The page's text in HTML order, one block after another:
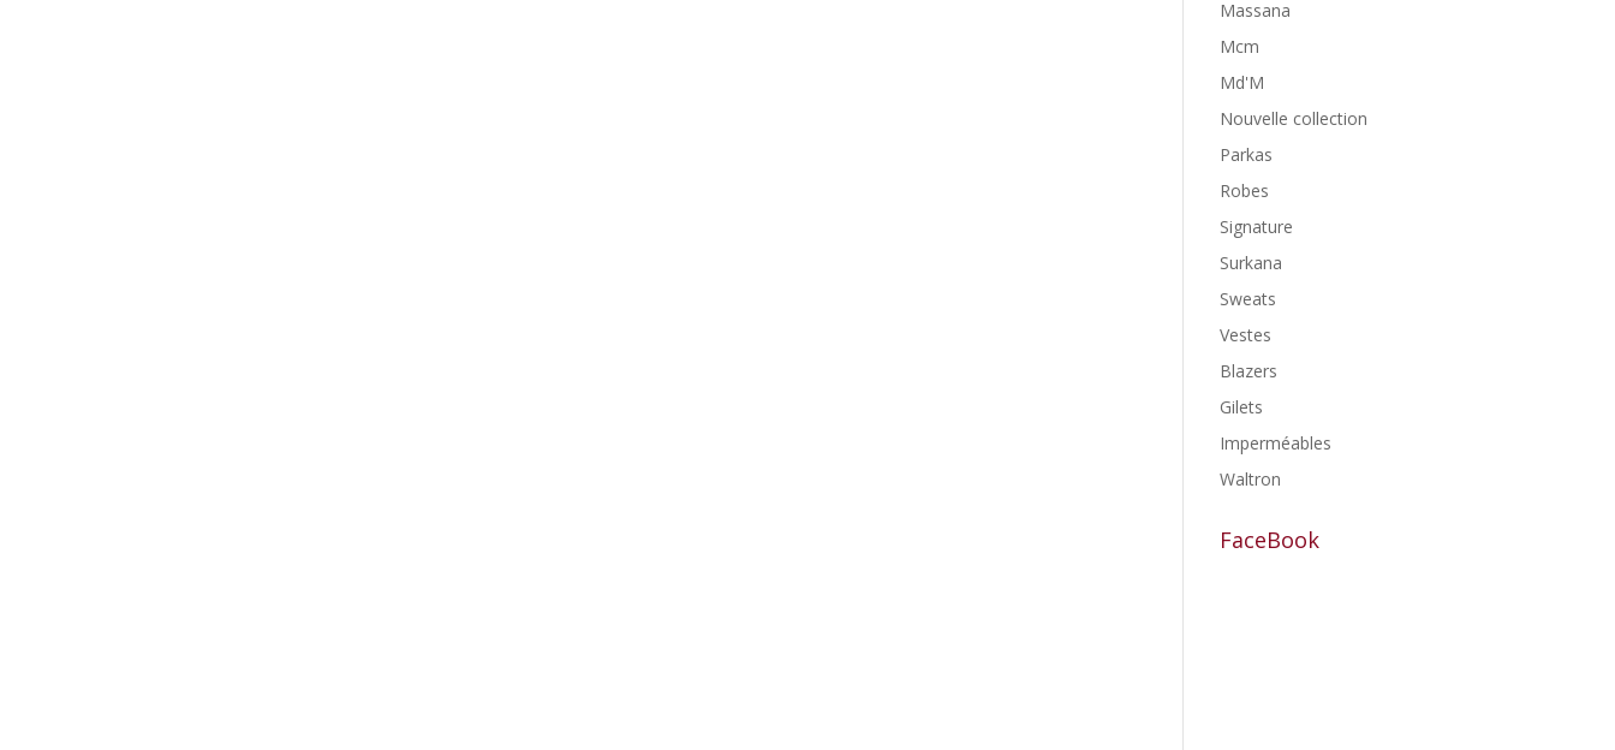
Massana
Mcm
Md'M
Nouvelle collection
Parkas
Robes
Signature
Surkana
Sweats
Vestes
Blazers
Gilets
Imperméables
Waltron
FaceBook